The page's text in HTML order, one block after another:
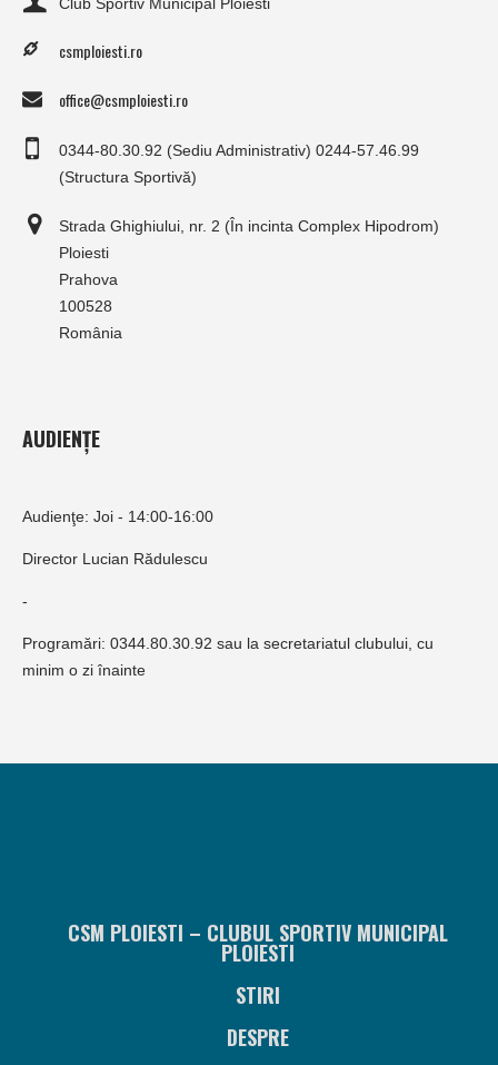
Club Sportiv Municipal Ploiesti
csmploiesti.ro
office@csmploiesti.ro
0344-80.30.92 (Sediu Administrativ) 0244-57.46.99
(Structura Sportivă)
Strada Ghighiului, nr. 2 (În incinta Complex Hipodrom)
Ploiesti
Prahova
100528
România
AUDIENȚE
Audienţe: Joi - 14:00-16:00
Director Lucian Rădulescu
-
Programări: 0344.80.30.92 sau la secretariatul clubului, cu
minim o zi înainte
CSM PLOIESTI – CLUBUL SPORTIV MUNICIPAL
PLOIESTI
STIRI
DESPRE